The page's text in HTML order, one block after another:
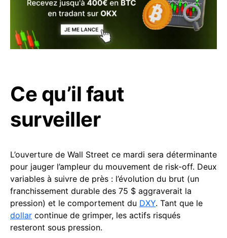
Ce qu’il faut
surveiller
L’ouverture de Wall Street ce mardi sera déterminante
pour jauger l’ampleur du mouvement de risk-off. Deux
variables à suivre de près : l’évolution du brut (un
franchissement durable des 75 $ aggraverait la
pression) et le comportement du DXY. Tant que le
dollar continue de grimper, les actifs risqués
resteront sous pression.